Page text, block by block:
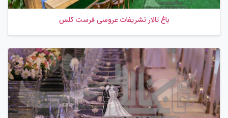
باغ تالار تشریفات عروسی فرست کلس